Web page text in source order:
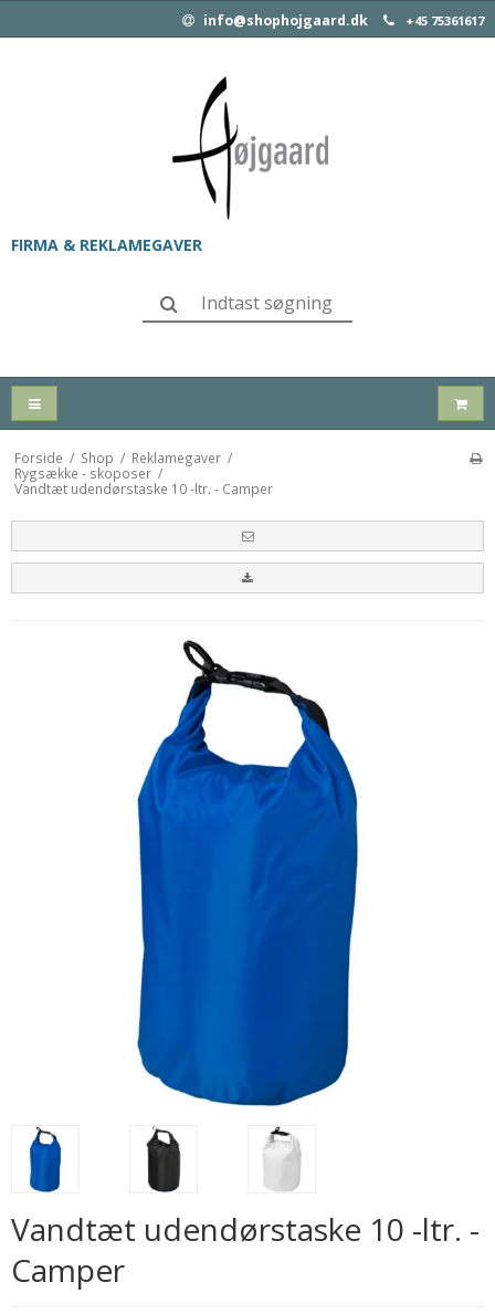
info@shophojgaard.dk +45 75361617
FIRMA & REKLAMEGAVER
Forside / Shop / Reklamegaver /
Rygsække - skoposer /
Vandtæt udendørstaske 10 -ltr. - Camper
Vandtæt udendørstaske 10 -ltr. -
Camper